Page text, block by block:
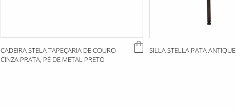
CADEIRA STELA TAPEÇARIA DE COURO
CINZA PRATA, PÉ DE METAL PRETO
SILLA STELLA PATA ANTIQUE